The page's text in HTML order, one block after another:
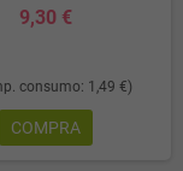
9,30 €
consumo: 1,49 €)
COMPRA